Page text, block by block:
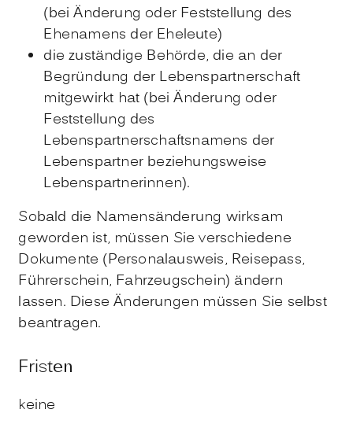
(bei Änderung oder Feststellung des
Ehenamens der Eheleute)
die zuständige Behörde, die an der
Begründung der Lebenspartnerschaft
mitgewirkt hat (bei Änderung oder
Feststellung des
Lebenspartnerschaftsnamens der
Lebenspartner beziehungsweise
Lebenspartnerinnen).
Sobald die Namensänderung wirksam
geworden ist, müssen Sie verschiedene
Dokumente (Personalausweis, Reisepass,
Führerschein, Fahrzeugschein) ändern
lassen. Diese Änderungen müssen Sie selbst
beantragen.
Fristen
keine